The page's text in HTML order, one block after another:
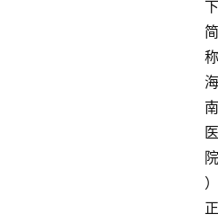
下
简
称
海
南
医
院
）
正